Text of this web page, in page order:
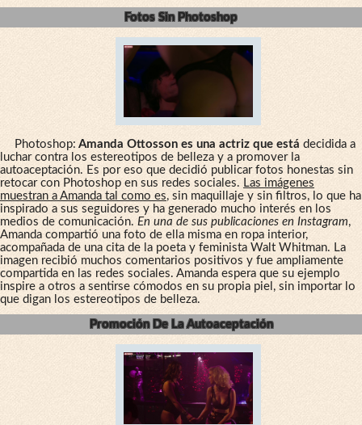
Fotos Sin Photoshop
Photoshop: Amanda Ottosson es una actriz que está decidida a
luchar contra los estereotipos de belleza y a promover la
autoaceptación. Es por eso que decidió publicar fotos honestas sin
retocar con Photoshop en sus redes sociales. Las imágenes
muestran a Amanda tal como es, sin maquillaje y sin filtros, lo que ha
inspirado a sus seguidores y ha generado mucho interés en los
medios de comunicación. En una de sus publicaciones en Instagram,
Amanda compartió una foto de ella misma en ropa interior,
acompañada de una cita de la poeta y feminista Walt Whitman. La
imagen recibió muchos comentarios positivos y fue ampliamente
compartida en las redes sociales. Amanda espera que su ejemplo
inspire a otros a sentirse cómodos en su propia piel, sin importar lo
que digan los estereotipos de belleza.
Promoción De La Autoaceptación